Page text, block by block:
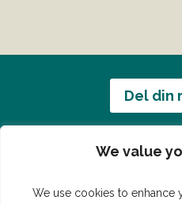
We value
We use cookies to enhance
Del din
Har du en